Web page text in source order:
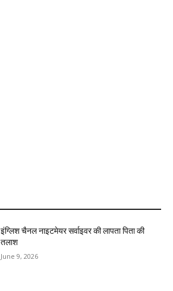
इंग्लिश चैनल नाइटमेयर सर्वाइवर की लापता पिता की
तलाश
June 9, 2026